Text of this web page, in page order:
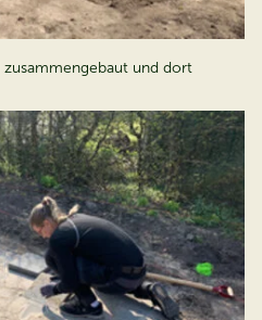
zusammengebaut und dort